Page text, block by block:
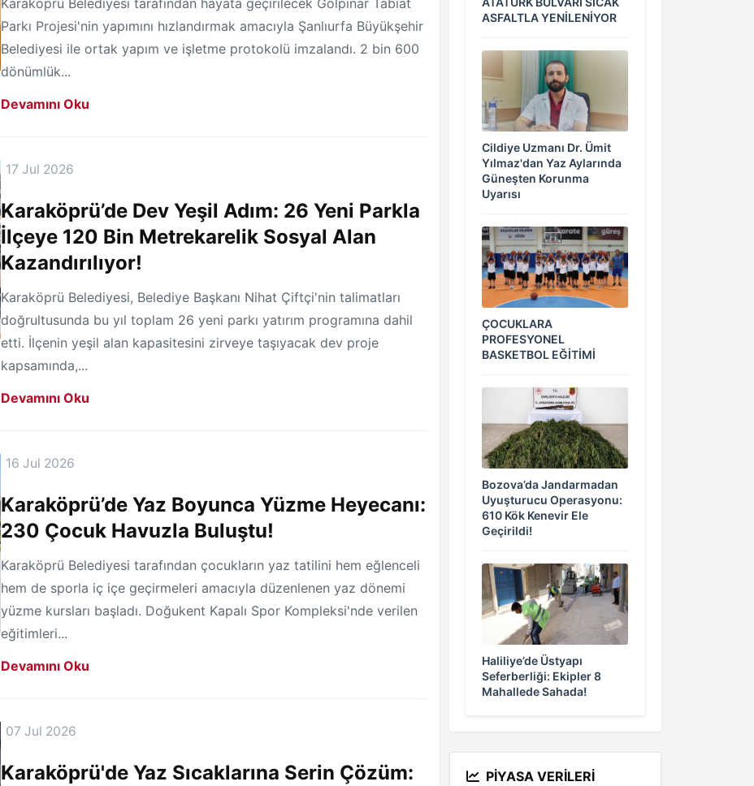
Karaköprü Belediyesi tarafından hayata geçirilecek Gölpınar Tabiat
Parkı Projesi'nin yapımını hızlandırmak amacıyla Şanlıurfa Büyükşehir
Belediyesi ile ortak yapım ve işletme protokolü imzalandı. 2 bin 600
dönümlük...
Devamını Oku
17 Jul 2026
Karaköprü’de Dev Yeşil Adım: 26 Yeni Parkla
İlçeye 120 Bin Metrekarelik Sosyal Alan
Kazandırılıyor!
Karaköprü Belediyesi, Belediye Başkanı Nihat Çiftçi'nin talimatları
doğrultusunda bu yıl toplam 26 yeni parkı yatırım programına dahil
etti. İlçenin yeşil alan kapasitesini zirveye taşıyacak dev proje
kapsamında,...
Devamını Oku
16 Jul 2026
Karaköprü’de Yaz Boyunca Yüzme Heyecanı:
230 Çocuk Havuzla Buluştu!
Karaköprü Belediyesi tarafından çocukların yaz tatilini hem eğlenceli
hem de sporla iç içe geçirmeleri amacıyla düzenlenen yaz dönemi
yüzme kursları başladı. Doğukent Kapalı Spor Kompleksi'nde verilen
eğitimleri...
Devamını Oku
07 Jul 2026
Karaköprü'de Yaz Sıcaklarına Serin Çözüm:
ASFALTLA YENİLENİYOR
Cildiye Uzmanı Dr. Ümit
Yılmaz'dan Yaz Aylarında
Güneşten Korunma
Uyarısı
ÇOCUKLARA
PROFESYONEL
BASKETBOL EĞİTİMİ
Bozova’da Jandarmadan
Uyuşturucu Operasyonu:
610 Kök Kenevir Ele
Geçirildi!
Haliliye’de Üstyapı
Seferberliği: Ekipler 8
Mahallede Sahada!
PIYASA VERILERI